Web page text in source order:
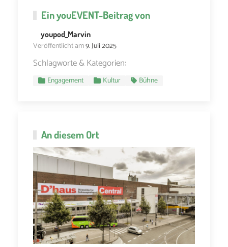
EinyouEVENT-Beitrag von
youpod_Marvin
Veröffentlicht am9. Juli 2025
Schlagworte & Kategorien:
Engagement Kultur Bühne
An diesem Ort